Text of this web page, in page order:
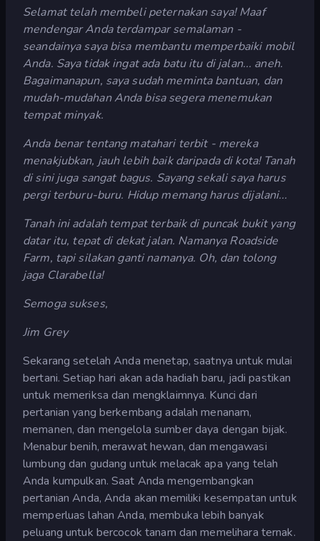
Selamat telah membeli peternakan saya! Maaf
mendengar Anda terdampar semalaman -
seandainya saya bisa membantu memperbaiki mobil
Anda. Saya tidak ingat ada batu itu di jalan... aneh.
Bagaimanapun, saya sudah meminta bantuan, dan
mudah-mudahan Anda bisa segera menemukan
tempat minyak.
Anda benar tentang matahari terbit - mereka
menakjubkan, jauh lebih baik daripada di kota! Tanah
di sini juga sangat bagus. Sayang sekali saya harus
pergi terburu-buru. Hidup memang harus dijalani...
Tanah ini adalah tempat terbaik di puncak bukit yang
datar itu, tepat di dekat jalan. Namanya Roadside
Farm, tapi silakan ganti namanya. Oh, dan tolong
jaga Clarabella!
Semoga sukses,
Jim Grey
Sekarang setelah Anda menetap, saatnya untuk mulai
bertani. Setiap hari akan ada hadiah baru, jadi pastikan
untuk memeriksa dan mengklaimnya. Kunci dari
pertanian yang berkembang adalah menanam,
memanen, dan mengelola sumber daya dengan bijak.
Menabur benih, merawat hewan, dan mengawasi
lumbung dan gudang untuk melacak apa yang telah
Anda kumpulkan. Saat Anda mengembangkan
pertanian Anda, Anda akan memiliki kesempatan untuk
memperluas lahan Anda, membuka lebih banyak
peluang untuk bercocok tanam dan memelihara ternak.